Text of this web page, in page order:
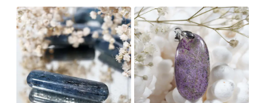
has
multiple
variants.
The
options
may
has
The
may
10€ 35€